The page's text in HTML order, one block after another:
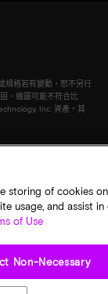
規格若有變動，恕不另行
。繪圖可能不符合比
Inc. 資產。其
storing of cookies on
usage, and assist in
of Use
Non-Necessary